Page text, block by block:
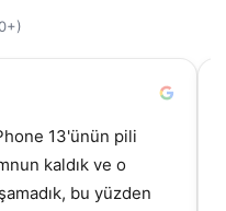
için geldim, iyi ki
takıldıydı, t…